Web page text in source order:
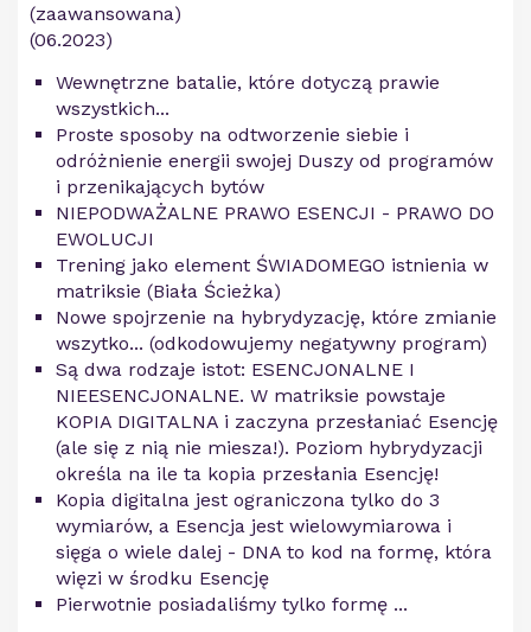
(zaawansowana)
(06.2023)
Wewnętrzne batalie, które dotyczą prawie
wszystkich...
Proste sposoby na odtworzenie siebie i
odróżnienie energii swojej Duszy od programów
i przenikających bytów
NIEPODWAŻALNE PRAWO ESENCJI - PRAWO DO
EWOLUCJI
Trening jako element ŚWIADOMEGO istnienia w
matriksie (Biała Ścieżka)
Nowe spojrzenie na hybrydyzację, które zmianie
wszytko... (odkodowujemy negatywny program)
Są dwa rodzaje istot: ESENCJONALNE I
NIEESENCJONALNE. W matriksie powstaje
KOPIA DIGITALNA i zaczyna przesłaniać Esencję
(ale się z nią nie miesza!). Poziom hybrydyzacji
określa na ile ta kopia przesłania Esencję!
Kopia digitalna jest ograniczona tylko do 3
wymiarów, a Esencja jest wielowymiarowa i
sięga o wiele dalej - DNA to kod na formę, która
więzi w środku Esencję
Pierwotnie posiadaliśmy tylko formę ...